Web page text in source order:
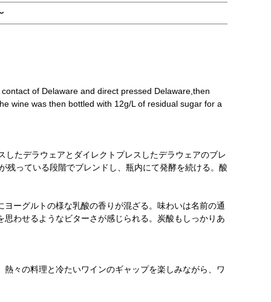
of Delaware and direct pressed Delaware,then
wine was then bottled with 12g/L of residual sugar for a
たデラウェアとダイレクトプレスしたデラウェアのブレ
残っている段階でブレンドし、瓶内にて発酵を続ける。酸
ーグルトの様な乳酸の香りが混ざる。味わいは名前の通
わせるようなビターさが感じられる。炭酸もしっかりあ
々の料理と冷たいワインのギャップを楽しみながら、ワ